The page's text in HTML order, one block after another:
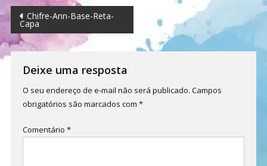
Navegação
de
Post
Chifre-Ann-Base-Reta-
Capa
Deixe uma resposta
O seu endereço de e-mail não será publicado. Campos
obrigatórios são marcados com *
Comentário *